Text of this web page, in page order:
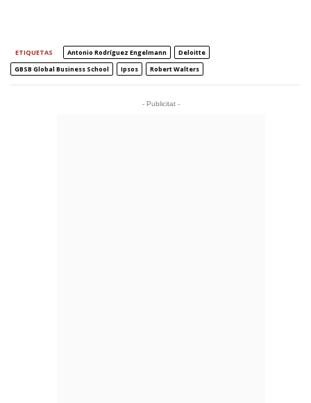
ETIQUETAS Antonio Rodríguez Engelmann
Deloitte
GBSB Global Business School
Ipsos Robert Walters
- Publicitat -